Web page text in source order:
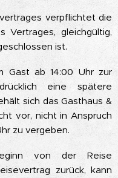
verpflichtet die
Vertrages, gleichgültig,
ist.
Gast ab 14:00 Uhr zur
eine spätere
sich das Gasthaus &
vor, nicht in Anspruch
zu vergeben.
von der Reise
zurück, kann